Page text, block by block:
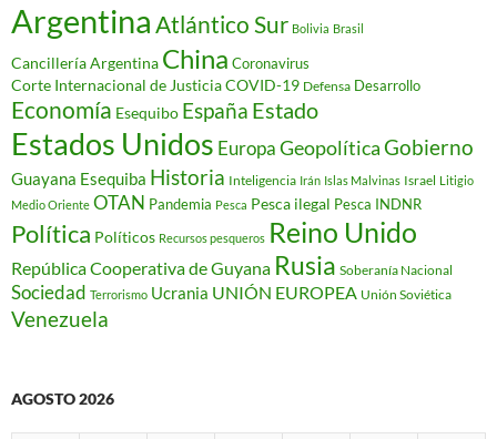
Argentina Atlántico Sur Bolivia Brasil
Cancillería Argentina China Coronavirus
Corte Internacional de JusticiaCOVID-19 Defensa Desarrollo
Economía Esequibo España Estado
Estados Unidos EuropaGeopolíticaGobierno
Guayana Esequiba Historia Inteligencia Irán Islas Malvinas Israel Litigio
Medio Oriente OTAN Pandemia Pesca Pesca ilegal Pesca INDNR
Política Políticos Recursos pesqueros Reino Unido
República Cooperativa de Guyana Rusia Soberanía Nacional
Sociedad Terrorismo Ucrania UNIÓN EUROPEA Unión Soviética
Venezuela
AGOSTO 2026